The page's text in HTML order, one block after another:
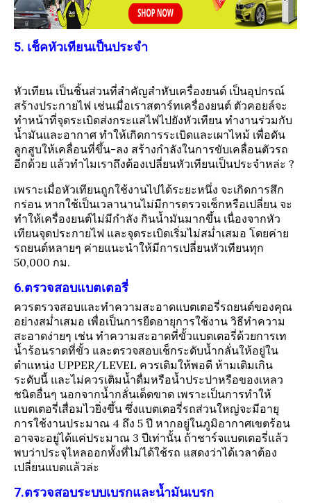
5. เช็คหัวเทียนเป็นประจำ
หัวเทียน เป็นชิ้นส่วนที่สำคัญสำหับเครื่องยนต์ เป็นอุปกรณ์
สร้างประกายไฟ เช่นเมื่อเราสตาร์ทเครื่องยนต์ ตัวคอยล์จะ
ทำหน้าที่จุดระเบิดส่งกระแสไฟไปยังหัวเทียน ทำงานร่วมกับ
น้ำมันและอากาศ ทำให้เกิดการระเบิดและเผาไหม้ เพื่อดัน
ลูกสูบให้เคลื่อนที่ขึ้น-ลง สร้างกำลังในการขับเคลื่อนตัวรถ
อีกด้วย แล้วทำไมเราถึงต้องเปลี่ยนหัวเทียนเป็นประจำหล่ะ ?
เพราะเมื่อหัวเทียนถูกใช้งานไปได้ระยะหนึ่ง จะเกิดการสึก
กร่อน หากใช้เป็นเวลานานไม่มีการตรวจเช็กหรือเปลี่ยน จะ
ทำให้เครื่องยนต์ไม่มีกำลัง กินน้ำมันมากขึ้น เนื่องจากหัว
เทียนจุดประกายไฟ และจุดระเบิดเริ่มไม่สม่ำเสมอ โดยค่าย
รถยนต์หลายๆ ค่ายแนะนำให้มีการเปลี่ยนหัวเทียนทุก
50,000 กม.
6.ตรวจสอบแบตเตอรี่
ควรตรวจสอบและทำความสะอาดแบตเตอรี่รถยนต์ของคุณ
อย่างสม่ำเสมอ เพื่อเป็นการยืดอายุการใช้งาน วิธีทำความ
สะอาดง่ายๆ เช่น ทำความสะอาดที่ขั้วแบตเตอรี่ด้วยการเท
น้ำร้อนราดที่ขั้ว และตรวจสอบเช็กระดับน้ำกลั่นให้อยู่ใน
ตำแหน่ง UPPER/LEVEL ควรเติมให้พอดี ห้ามเติมเกิน
ระดับนี้ และไม่ควรเติมน้ำดื่มหรือน้ำประปาหรือของเหลว
ชนิดอื่นๆ นอกจากน้ำกลั่นเด็ดขาด เพราะเป็นการทำให้
แบตเตอรี่เสื่อมไวยิ่งขึ้น ซึ่งแบตเตอรี่รถส่วนใหญ่จะมีอายุ
การใช้งานประมาณ 4 ถึง 5 ปี หากอยู่ในภูมิอากาศเขตร้อน
อาจจะอยู่ได้แค่ประมาณ 3 ปีเท่านั้น ถ้าชาร์จแบตเตอรี่แล้ว
พบว่าประจุไหลออกทั้งที่ไม่ได้ใช้รถ แสดงว่าได้เวลาต้อง
เปลี่ยนแบตแล้วล่ะ
7.ตรวจสอบระบบเบรกและน้ำมันเบรก